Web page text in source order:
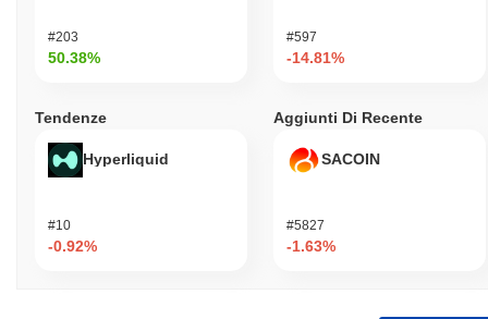
#203
50.38%
#597
-14.81%
Tendenze
Hyperliquid
#10
-0.92%
Aggiunti Di Recente
SACOIN
#5827
-1.63%